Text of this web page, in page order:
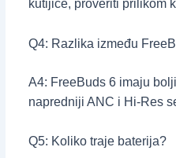
kutijice, proveriti prilikom
Q4: Razlika između
A4: FreeBuds 6 imaju
napredniji ANC i Hi-Res
Q5: Koliko traje baterija?